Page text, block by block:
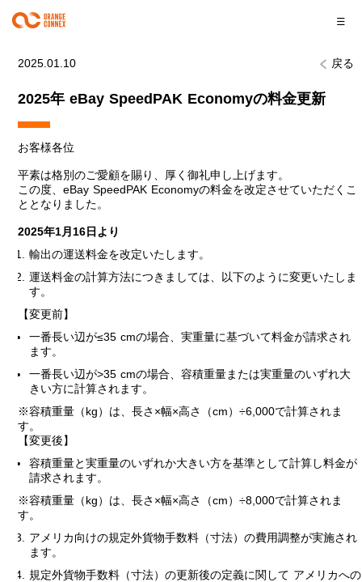
戻る
2025.01.10
2025年 eBay SpeedPAK Economyの料金更新
お客様各位
平素は格別のご愛顧を賜り、厚く御礼申し上げます。
この度、eBay SpeedPAK Economyの料金を改定させていただくこ
ととなりました。
2025年1月16日より
輸出の運送料金を改定いたします。
運送料金の計算方法につきましては、以下のように変更いたしま
す。
【変更前】
一番長い辺が≤35 cmの場合、実重量に基づいて料金が請求され
ます。
一番長い辺が>35 cmの場合、容積重量または実重量のいずれ大
きい方に計算されます。
※容積重量（kg）は、長さ×幅×高さ（cm）÷6,000で計算されま
す。
【変更後】
容積重量と実重量のいずれか大きい方を基準として計算し料金が
請求されます。
※容積重量（kg）は、長さ×幅×高さ（cm）÷8,000で計算されま
す。
アメリカ向けの規定外貨物手数料（寸法）の費用調整が実施され
ます。
規定外貨物手数料（寸法）の更新後の定義に関して アメリカへの